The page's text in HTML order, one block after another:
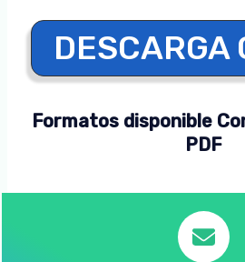
DESCARGA
Formatos disponible
PDF